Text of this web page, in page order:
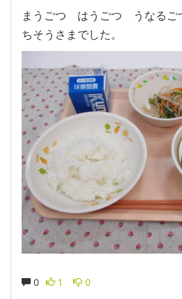
まうごつ はうごつ うなる
ちそうさまでした。
0 1 0